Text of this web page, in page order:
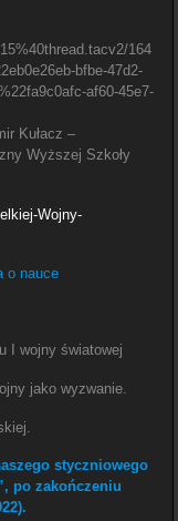
164
bfbe-47d2-
af60-45e7-
Kułacz –
Wyższej Szkoły
Wojny-
o nauce
I wojny światowej
jako wyzwanie.
styczniowego
po zakończeniu